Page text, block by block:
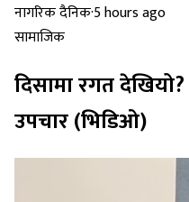
नागरिक दैनिक·5 hours ago
सामाजिक
दिसामा रगत
उपचार (भिडिओ)